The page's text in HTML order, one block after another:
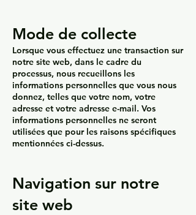
Mode de collecte
Lorsque vous effectuez une transaction sur
notre site web, dans le cadre du
processus, nous recueillons les
informations personnelles que vous nous
donnez, telles que votre nom, votre
adresse et votre adresse e-mail. Vos
informations personnelles ne seront
utilisées que pour les raisons spécifiques
mentionnées ci-dessus.
Navigation sur notre
site web